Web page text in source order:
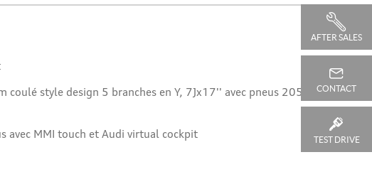
AFTER SALES
CONTACT
TEST DRIVE
coulé style design 5 branches en Y, 7Jx17'' avec pneus 205/55
avec MMI touch et Audi virtual cockpit